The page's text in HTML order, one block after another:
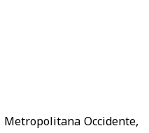
Occidente,